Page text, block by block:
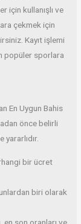
için kullanışlı ve
çekmek için
Kayıt işlemi
popüler sporlara
En Uygun Bahis
önce belirli
bir ücret
biri olarak